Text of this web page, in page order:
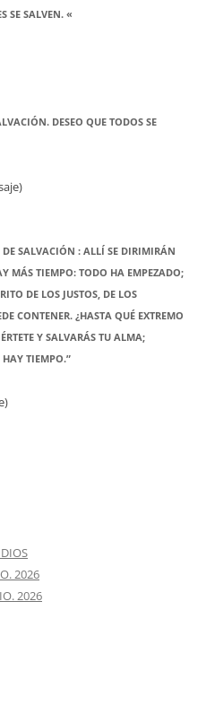
SE SALVEN. «
DESEO QUE TODOS SE
SALVACIÓN : ALLÍ SE DIRIMIRÁN
MÁS TIEMPO: TODO HA EMPEZADO;
DE LOS JUSTOS, DE LOS
CONTENER. ¿HASTA QUÉ EXTREMO
Y SALVARÁS TU ALMA;
HAY TIEMPO.”
2026
2026